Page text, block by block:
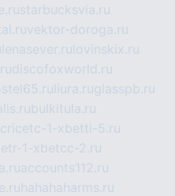
starbucksvia.ru
vektor-doroga.ru
lenasever.ru lovinskix.ru
discofoxworld.ru
liura.ruglasspb.ru
bulkitula.ru
1-xbetti-5.ru
1-xbetcc-2.ru
accounts112.ru
hahahaharms.ru